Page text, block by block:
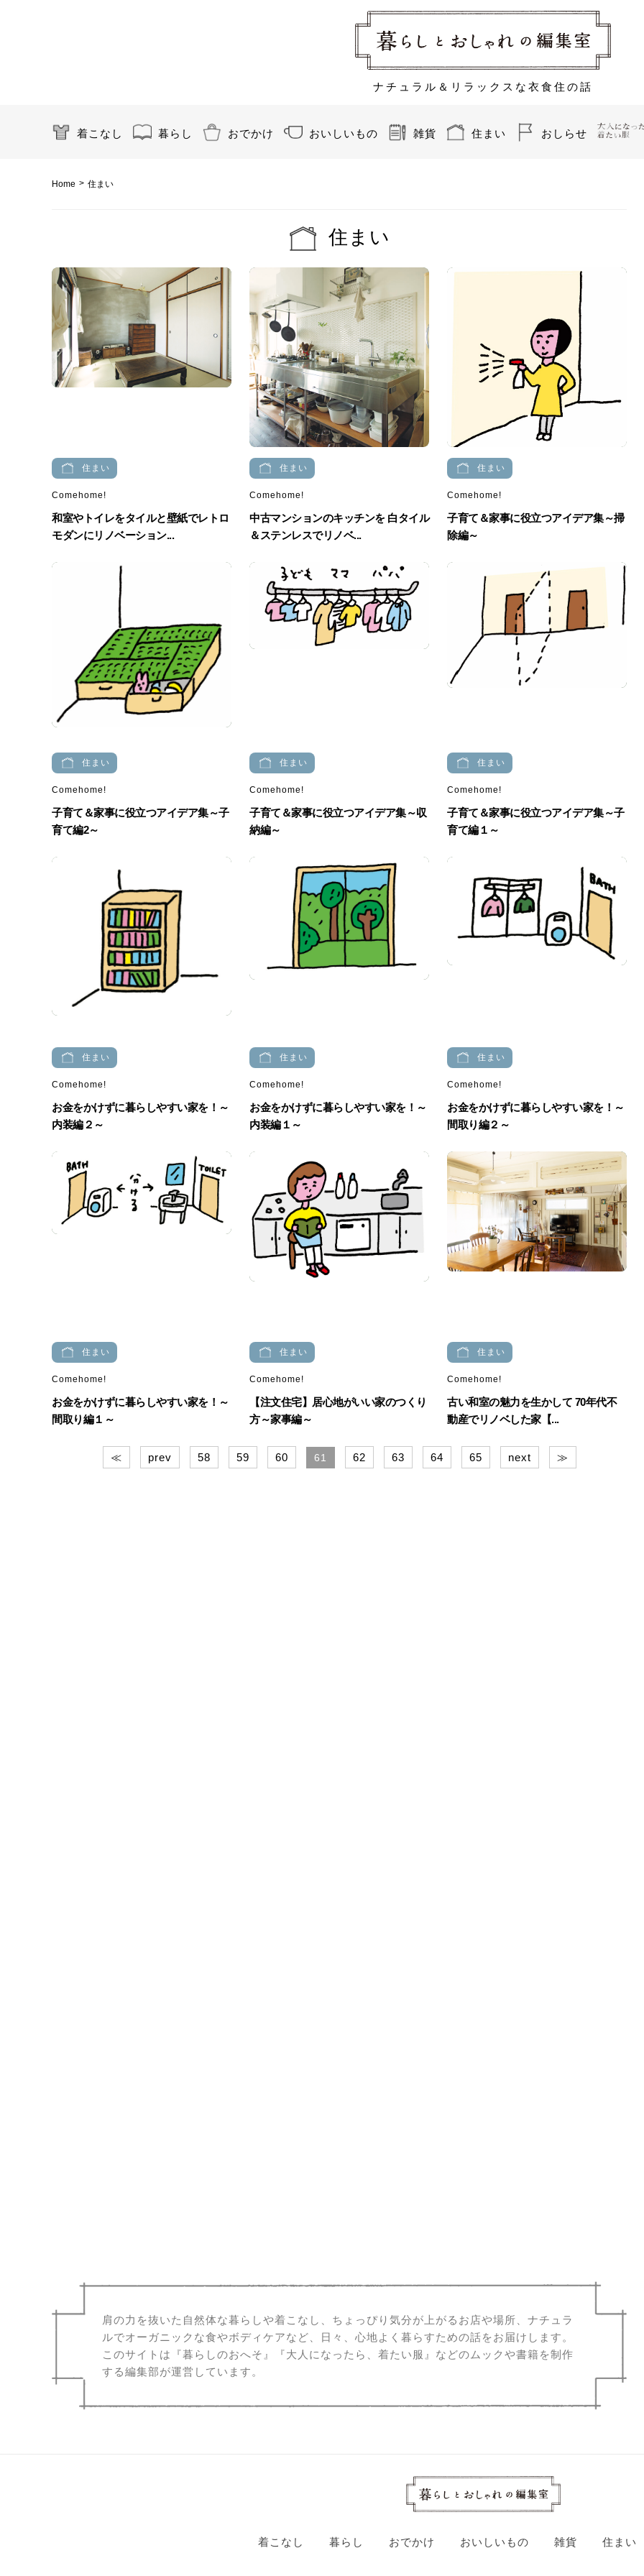
ナチュラル＆リラックスな衣食住の話
着こなし 暮らし おでかけ おいしいもの 雑貨 住まい おしらせ
Home > 住まい
住まい
住まい
Comehome!
和室やトイレをタイルと壁紙でレトロ
モダンにリノベーション...
住まい
Comehome!
中古マンションのキッチンを 白タイル
＆ステンレスでリノベ...
住まい
Comehome!
子育て＆家事に役立つアイデア集～掃
除編～
住まい
Comehome!
子育て＆家事に役立つアイデア集～子
育て編2～
住まい
Comehome!
子育て＆家事に役立つアイデア集～収
納編～
住まい
Comehome!
子育て＆家事に役立つアイデア集～子
育て編１～
住まい
Comehome!
お金をかけずに暮らしやすい家を！～
内装編２～
住まい
Comehome!
お金をかけずに暮らしやすい家を！～
内装編１～
住まい
Comehome!
お金をかけずに暮らしやすい家を！～
間取り編２～
住まい
Comehome!
お金をかけずに暮らしやすい家を！～
間取り編１～
住まい
Comehome!
【注文住宅】居心地がいい家のつくり
方～家事編～
住まい
Comehome!
古い和室の魅力を生かして 70年代不
動産でリノベした家【...
≪ prev 58 59 60 61 62 63 64 65 next ≫
肩の力を抜いた自然体な暮らしや着こなし、ちょっぴり気分が上がるお店や場所、ナチュラ
ルでオーガニックな食やボディケアなど、日々、心地よく暮らすための話をお届けします。
このサイトは『暮らしのおへそ』『大人になったら、着たい服』などのムックや書籍を制作
する編集部が運営しています。
着こなし 暮らし おでかけ おいしいもの 雑貨 住まい